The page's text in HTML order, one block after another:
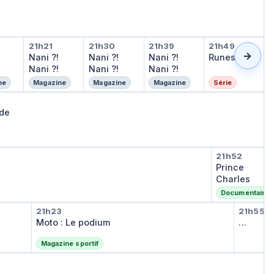
→
Nani ?!
Nani ?! Nani ?!
21h21
Nani ?!
Nani ?!
Magazine
Nani ?! Nani ?!
21h30
Nani ?!
Nani ?!
Magazine
Nani ?! Nani ?!
21h39
Nani ?!
Nani ?!
Magazine
Runes
21h49
Runes
Série
légende
Prince
21h52
Prince
Charles
Documentaire
Moto : Le podium
21h23
Moto : Le podium
Magazine sportif
21h55
…